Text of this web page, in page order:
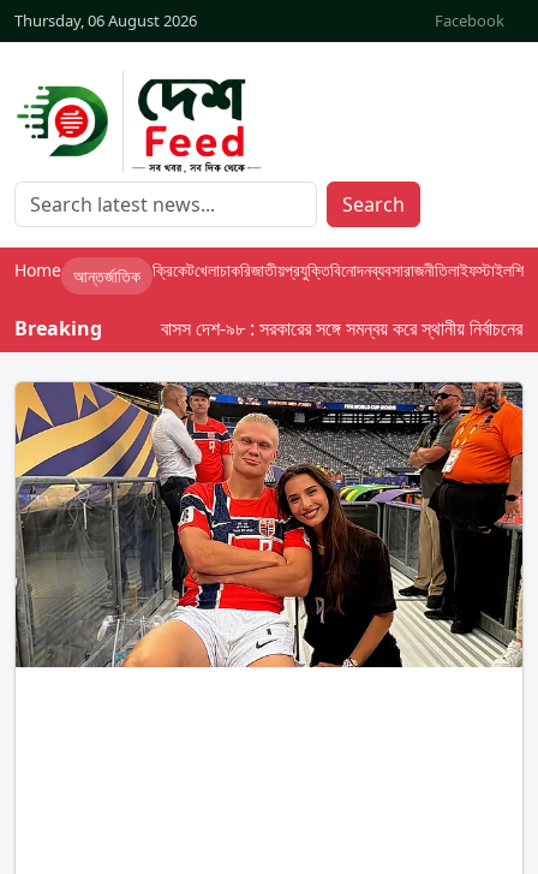
Thursday, 06 August 2026 Facebook
Search
Home আন্তর্জাতিক ক্রিকেটখেলাচাকরিজাতীয়প্রযুক্তিবিনোদনব্যবসারাজনীতিলাইফস্টাইলশিক্ষা
Breaking বাসস দেশ-৯৮ : সরকারের সঙ্গে সমন্বয় করে স্থানীয় নির্বাচনের